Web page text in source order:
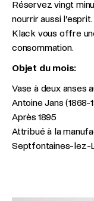
Réservez vingt
nourrir aussi
Klack vous offre
consommation.
Objet du mois:
Vase à deux anses
Antoine Jans (1868-
Après 1895
Attribué à la
Septfontaines-lez-